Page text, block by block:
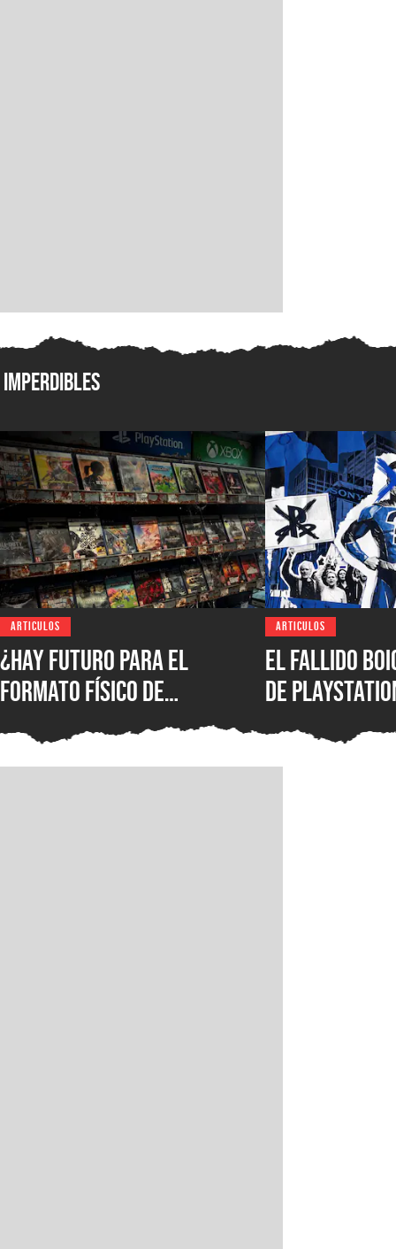
Imperdibles
ARTICULOS
¿Hay futuro para el
formato físico de
videojuegos en México?
Entrevista con Iván
ARTICULOS
El fallido
de
quién
formato